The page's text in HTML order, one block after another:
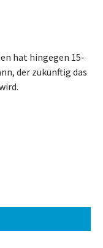
hat hingegen 15-
der zukünftig das